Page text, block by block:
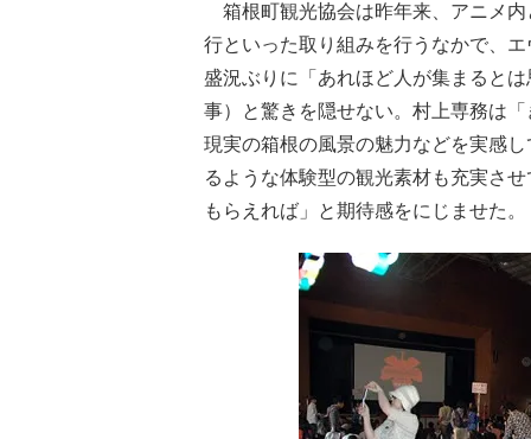
箱根町観光協会は昨年来、アニメ
行といった取り組みを行うなかで、
盛況ぶりに「あれほど人が集まると
事）と驚きを隠せない。村上専務は
現実の箱根の風景の魅力などを実感
るような体験型の観光素材も充実さ
もらえれば」と期待感をにじませた。